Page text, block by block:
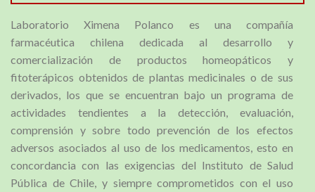
Laboratorio Ximena Polanco es una compañía
farmacéutica chilena dedicada al desarrollo y
comercialización de productos homeopáticos y
fitoterápicos obtenidos de plantas medicinales o de sus
derivados, los que se encuentran bajo un programa de
actividades tendientes a la detección, evaluación,
comprensión y sobre todo prevención de los efectos
adversos asociados al uso de los medicamentos, esto en
concordancia con las exigencias del Instituto de Salud
Pública de Chile, y siempre comprometidos con el uso